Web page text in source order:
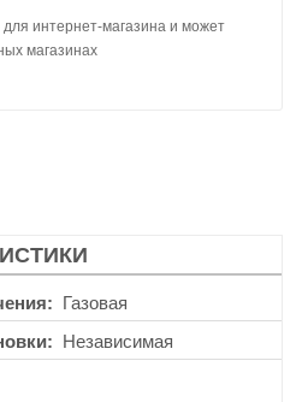
интернет-магазина и может
магазинах
Газовая
Независимая